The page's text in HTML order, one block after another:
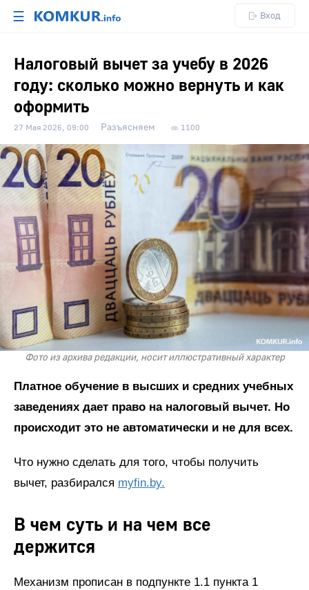
☰ Вход
Налоговый вычет за учебу в 2026
году: сколько можно вернуть и как
оформить
27 Мая 2026, 09:00 Разъясняем 1100
Фото из архива редакции, носит иллюстративный характер
Платное обучение в высших и средних учебных
заведениях дает право на налоговый вычет. Но
происходит это не автоматически и не для всех.
Что нужно сделать для того, чтобы получить
вычет, разбирался myfin.by.
В чем суть и на чем все
держится
Механизм прописан в подпункте 1.1 пункта 1